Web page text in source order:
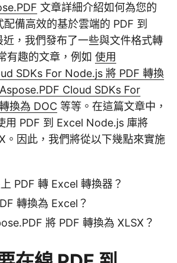
文章詳細介紹如何為您的
備高效的基於雲端的 PDF 到
，我們發布了一些與文件格式轉
有趣的文章，例如 使用
SDKs For Node.js 將 PDF 轉換
Cloud SDKs For
換為 DOC 等等。在這篇文章中，
用 PDF 到 Excel Node.js 庫將
。因此，我們將從以下幾點來實施
PDF 轉 Excel 轉換器？
轉換為 Excel？
將 PDF 轉換為 XLSX？